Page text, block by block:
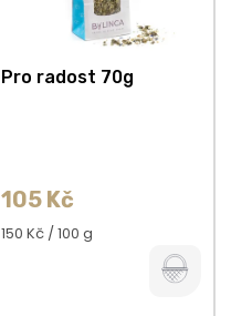
Pro radost 70g
105 Kč
Měrná
150 Kč / 100 g